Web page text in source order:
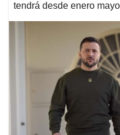
tendrá desde enero